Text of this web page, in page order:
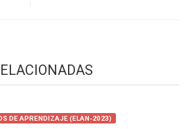
DE APRENDIZAJE (ELAN-2023)